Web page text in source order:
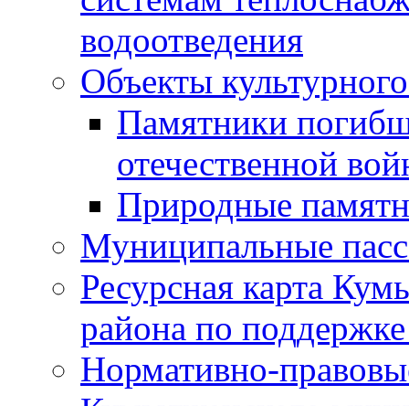
водоотведения
Объекты
Памятники
отечественной
Природные
Муниципальные
Ресурсная карта
района по
Нормативно-